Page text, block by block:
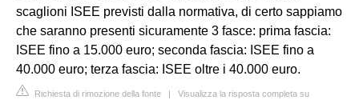
scaglioni ISEE previsti dalla normativa, di certo sappiamo
che saranno presenti sicuramente 3 fasce: prima fascia:
ISEE fino a 15.000 euro; seconda fascia: ISEE fino a
40.000 euro; terza fascia: ISEE oltre i 40.000 euro.
Richiesta di rimozione della fonte | Visualizza la risposta completa su